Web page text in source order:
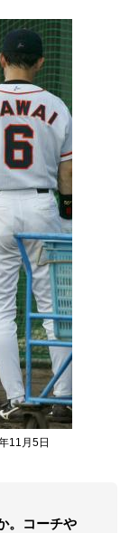
11月5日
。コーチや